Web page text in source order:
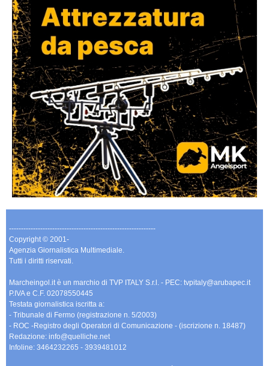
-------------------------------------------------------------
Copyright © 2001-
Agenzia Giornalistica Multimediale.
Tutti i diritti riservati.
Marcheingol.it è un marchio di TVP ITALY S.r.l. - PEC: tvpitaly@arubapec.it
P.IVA e C.F. 02078550445
Testata giornalistica iscritta a:
- Tribunale di Fermo (registrazione n. 5/2003)
- ROC -Registro degli Operatori di Comunicazione - (iscrizione n. 18487)
Redazione: info@quelliche.net
Infoline: 3464232265 - 3939481012